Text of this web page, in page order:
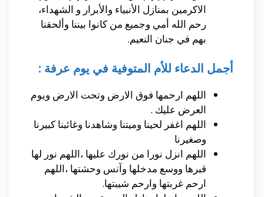
الاكرمين بمنازل الأنبياء والأبرار و الشهداء،
رحم الله أمي وجميع من كانوا بيننا وألحقنا
بهم في جنان النعيم.
أجمل الدعاء للأم المتوفية في يوم عرفة :
اللهم ارحمها فوق الارض وتحت الارض ويوم
العرض عليك .
اللهم اغفر لحينا وميتنا وشاهدنا وغائبنا كبيرنا
وصغيرنا
اللهم انزل نورا من نورك عليها ،اللهم نور لها
قبرها ووسع مدخلها وآنس وحشتها ،اللهم
ارحم غربتها وارحم شيبتها.